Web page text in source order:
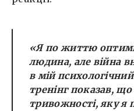
«Я по життю
людина, але війна
в мій
тренінг показав, що
тривожності, яку я